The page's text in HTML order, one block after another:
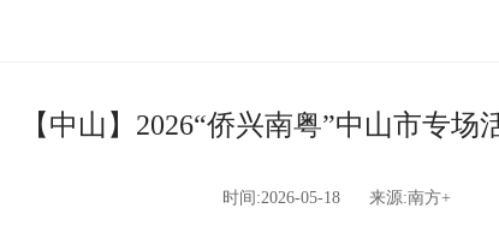
【中山】2026“侨兴南粤”中山市专
时间:2026-05-18 来源:南方+